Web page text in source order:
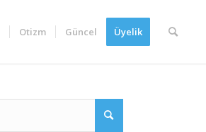
Otizm Güncel Üyelik